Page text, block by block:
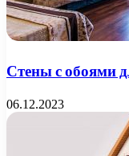
Стены с обоями
06.12.2023